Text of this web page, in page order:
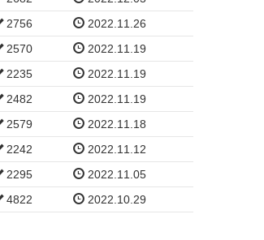
2756
2022.11.26
2570
2022.11.19
2235
2022.11.19
2482
2022.11.19
2579
2022.11.18
2242
2022.11.12
2295
2022.11.05
4822 2022.10.29